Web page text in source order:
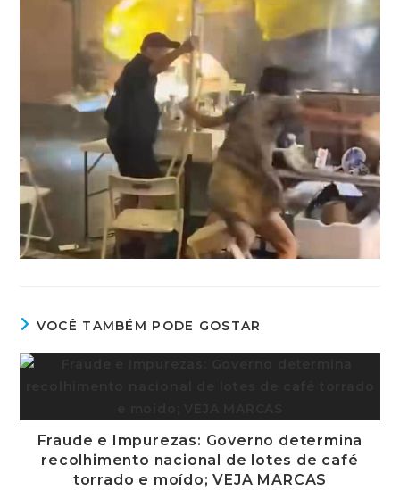
VOCÊ TAMBÉM PODE GOSTAR
Fraude e Impurezas: Governo determina
recolhimento nacional de lotes de café
torrado e moído; VEJA MARCAS